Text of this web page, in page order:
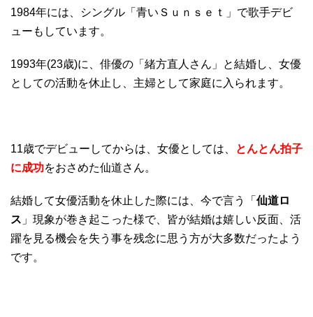
1984年には、シングル「青いＳｕｎｓｅｔ」で歌手デビ
ューもしています。
1993年(23歳)に、俳優の「緒方直人さん」と結婚し、女優
としての活動を休止し、主婦として家庭に入られます。
11歳でデビューしてからは、女優としては、
とんとん拍子
に成功をおさめた仙道さん。
結婚して女優活動を休止した際には、今で言う「 仙道ロ
ス 」現象が巻き起こった様で、皆が結婚は嬉しい反面、活
躍を見る機会を失う事を残念に思う方が大多数だったよう
です。